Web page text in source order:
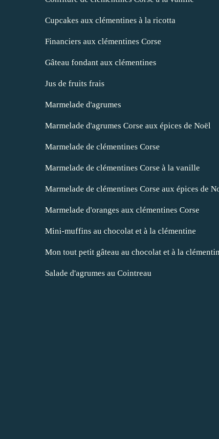
Cupcakes aux clémentines à la ricotta
Financiers aux clémentines Corse
Gâteau fondant aux clémentines
Jus de fruits frais
Marmelade d'agrumes
Marmelade d'agrumes Corse aux épices de Noël
Marmelade de clémentines Corse
Marmelade de clémentines Corse à la vanille
Marmelade de clémentines Corse aux épices de
Marmelade d'oranges aux clémentines Corse
Mini-muffins au chocolat et à la clémentine
Mon tout petit gâteau au chocolat et à la
Salade d'agrumes au Cointreau